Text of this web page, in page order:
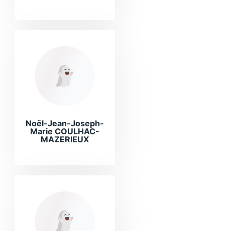
Noël-Jean-Joseph-
Marie COULHAC-
MAZERIEUX